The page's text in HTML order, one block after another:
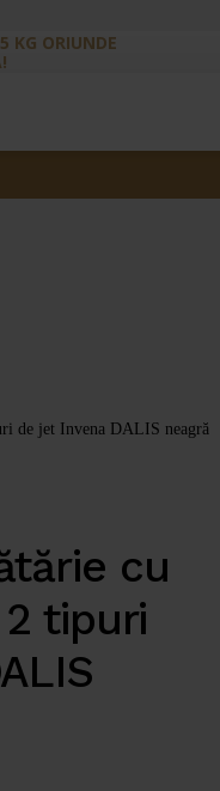
KG ORIUNDE
de jet Invena DALIS neagră
cu
tipuri